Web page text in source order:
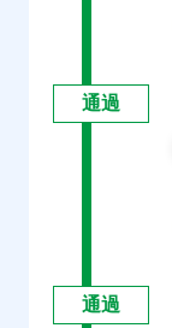
通過
通過